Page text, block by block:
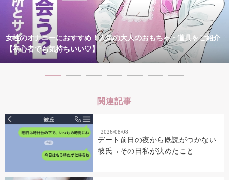
女性のオナニーにおすすめ！人気の大人のおもちゃ・道具をご紹介
【初心者でも気持ちいい♡】
関連記事
2026/08/08
デート前日の夜から既読がつかない
彼氏→その日私が決めたこと